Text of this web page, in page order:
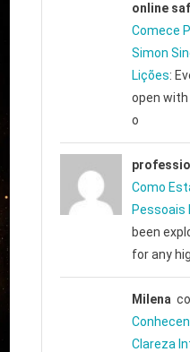
online
Comece
Simon
Lições:
open
o
Como
Pessoais
been
for any hig
Milena
Clareza